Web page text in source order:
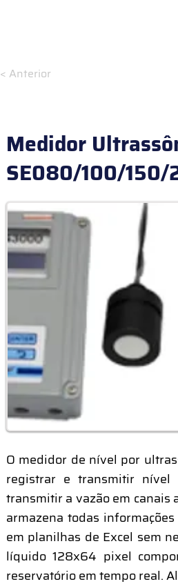
< Anterior
Medidor
SE080/100/150/
O medidor de nível por
registrar e transmitir nível
transmitir a vazão em canais
armazena todas
em planilhas de Excel sem
líquido 128x64 pixel
reservatório em tempo real.